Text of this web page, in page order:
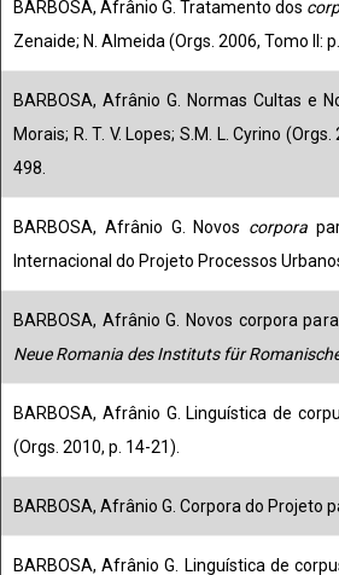
BARBOSA, Afrânio G. Tratamento dos
Zenaide; N. Almeida (Orgs. 2006, Tomo II:
BARBOSA, Afrânio G. Normas Cultas e
Morais; R. T. V. Lopes; S.M. L. Cyrino (Orgs.
498.
BARBOSA, Afrânio G. Novos corpora
Internacional do Projeto Processos
BARBOSA, Afrânio G. Novos corpora
Neue Romania des Instituts für
BARBOSA, Afrânio G. Linguística de
(Orgs. 2010, p. 14-21).
BARBOSA, Afrânio G. Corpora do Projeto
BARBOSA, Afrânio G. Linguística de